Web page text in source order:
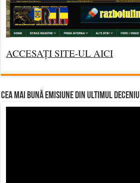
ACCESAȚI SITE-UL AICI
CEA MAI BUNĂ EMISIUNE DIN ULTIMUL DECENIU